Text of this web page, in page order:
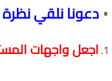
دعونا نلقي
اجعل واجهات